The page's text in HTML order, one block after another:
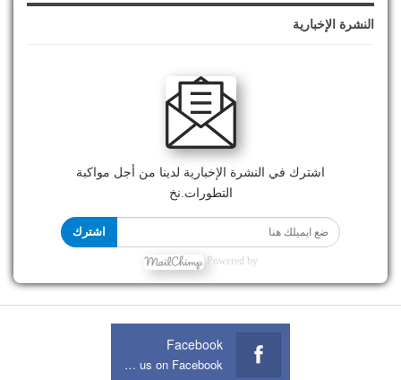
النشرة الإخبارية
اشترك في النشرة الإخبارية لدينا من أجل مواكبة
التطورات.نخ
اشترك
Powered by
Facebook
Join us on Facebook